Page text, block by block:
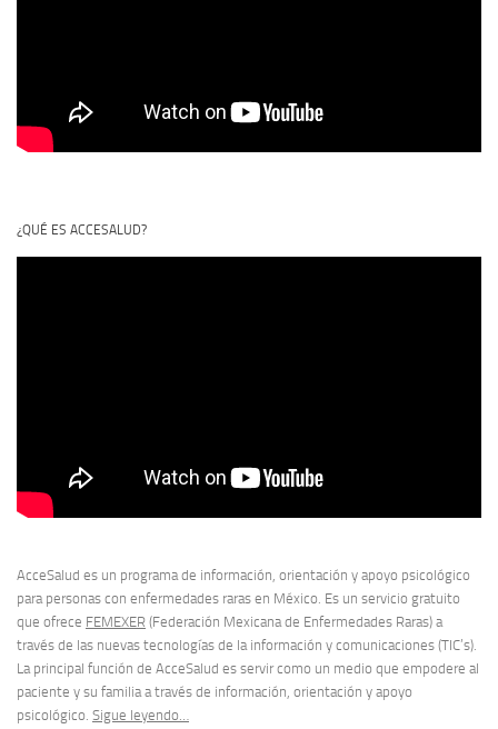
¿QUÉ ES ACCESALUD?
AcceSalud es un programa de información, orientación y apoyo psicológico
para personas con enfermedades raras en México. Es un servicio gratuito
que ofrece FEMEXER (Federación Mexicana de Enfermedades Raras) a
través de las nuevas tecnologías de la información y comunicaciones (TIC’s).
La principal función de AcceSalud es servir como un medio que empodere al
paciente y su familia a través de información, orientación y apoyo
psicológico. Sigue leyendo…